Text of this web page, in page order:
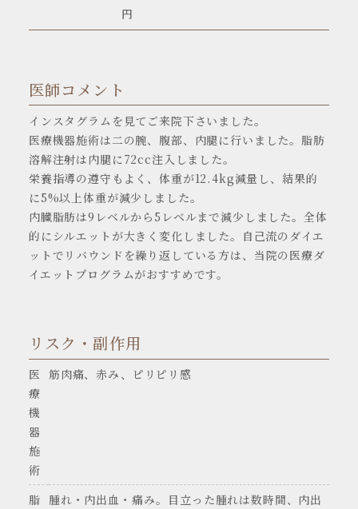
円
医師コメント
インスタグラムを見てご来院下さいました。
医療機器施術は二の腕、腹部、内腿に行いました。脂肪
溶解注射は内腿に72cc注入しました。
栄養指導の遵守もよく、体重が12.4kg減量し、結果的
に5%以上体重が減少しました。
内臓脂肪は9レベルから5レベルまで減少しました。全体
的にシルエットが大きく変化しました。自己流のダイエ
ットでリバウンドを繰り返している方は、当院の医療ダ
イエットプログラムがおすすめです。
リスク・副作用
医
療
機
器
施
術
筋肉痛、赤み、ピリピリ感
脂 腫れ・内出血・痛み。目立った腫れは数時間、内出